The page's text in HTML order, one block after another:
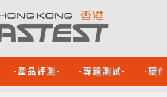
-產品評測- -專題測試- -硬